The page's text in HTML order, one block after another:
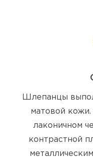
Шлепанцы
матовой
лаконичном
контрастной